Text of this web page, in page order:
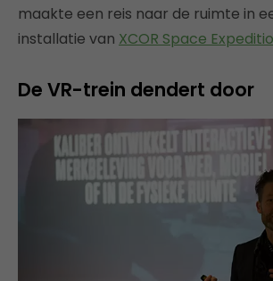
maakte een reis naar de ruimte in
installatie van XCOR Space
De VR-trein dendert door